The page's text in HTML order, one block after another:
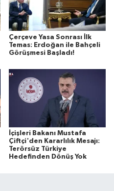
Çerçeve Yasa Sonrası İlk
Temas: Erdoğan ile Bahçeli
Görüşmesi Başladı!
İçişleri Bakanı Mustafa
Çiftçi'den Kararlılık Mesajı:
Terörsüz Türkiye
Hedefinden Dönüş Yok